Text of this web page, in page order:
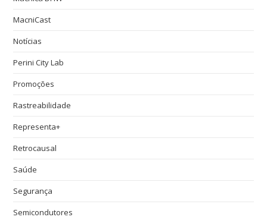
MacniCast
Notícias
Perini City Lab
Promoções
Rastreabilidade
Representa+
Retrocausal
Saúde
Segurança
Semicondutores